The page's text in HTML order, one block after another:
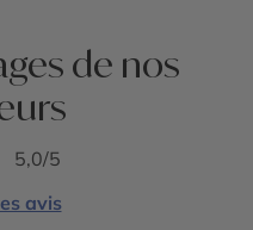
de nos
5,0/5
avis